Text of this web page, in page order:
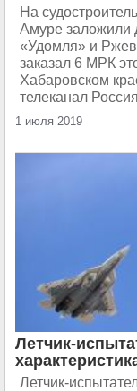
На
Амуре заложили
«Удомля» и
заказал 6 МРК
Хабаровском
телеканал
1 июля 2019
Летчик-
Летчик-